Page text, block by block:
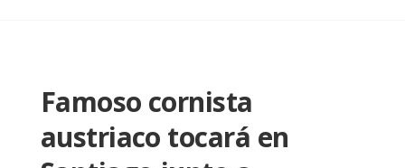
Famoso cornista
austriaco tocará en